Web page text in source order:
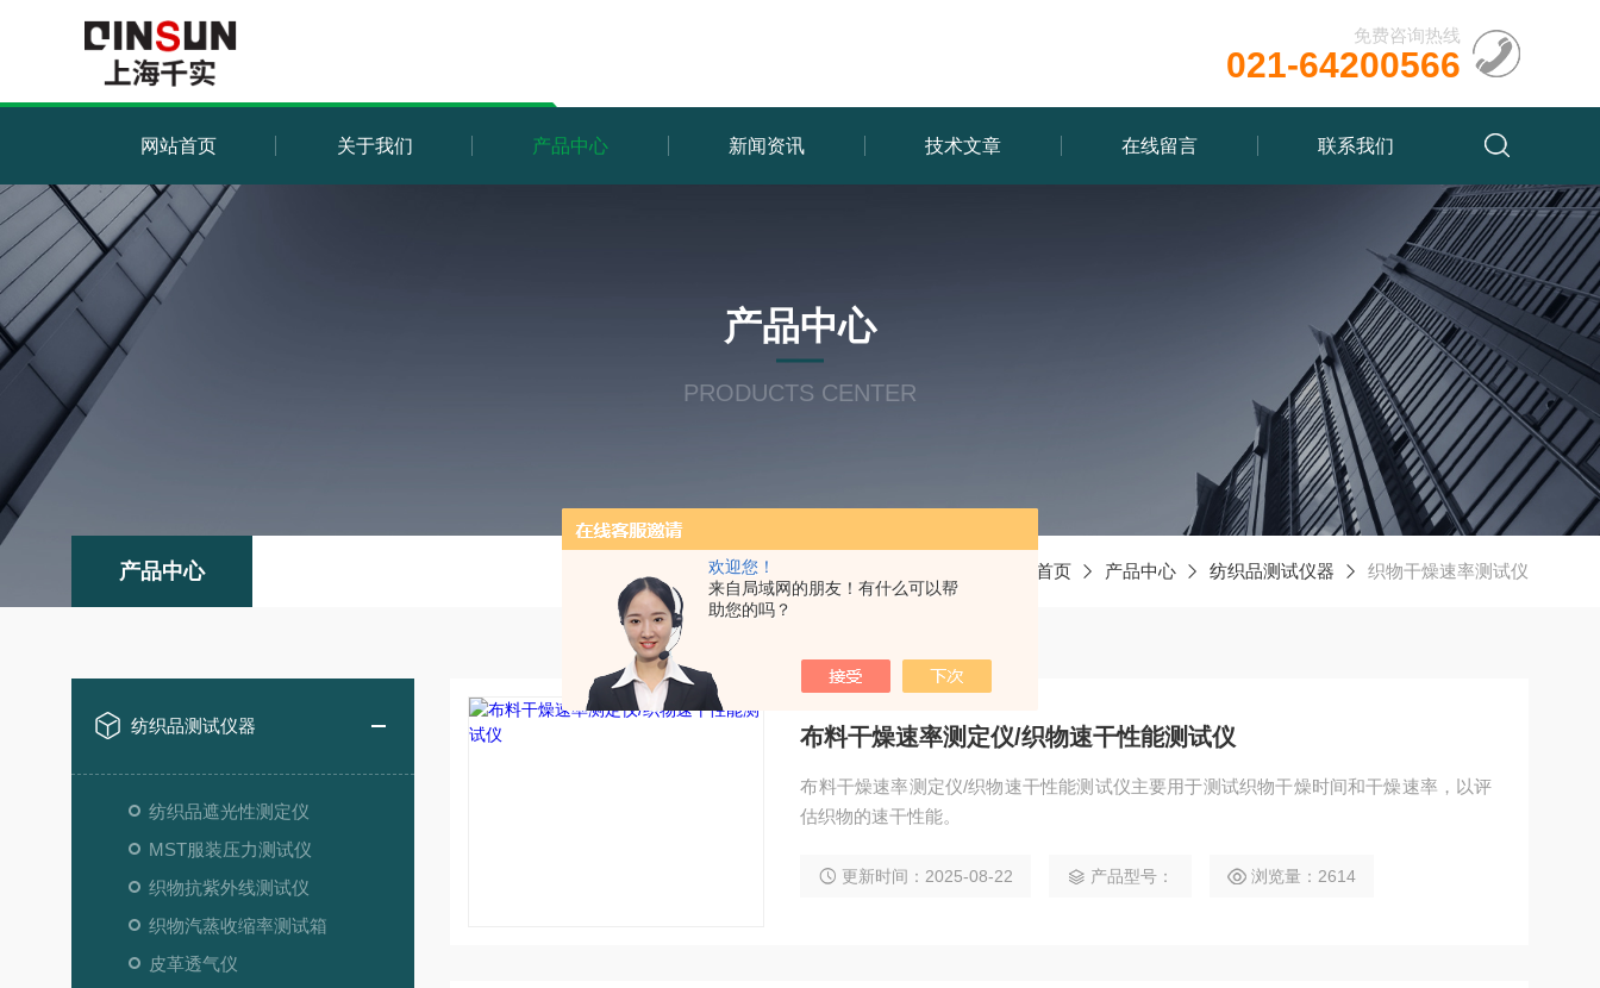
欢迎您！
来自局域网的朋友！有什么可以帮
助您的吗？
免费咨询热线
021-64200566
网站首页 关于我们 产品中心 新闻资讯 技术文章 在线留言 联系我们
产品中心
PRODUCTS CENTER
产品中心 首页 产品中心 纺织品测试仪器 织物干燥速率测试仪
纺织品测试仪器
纺织品遮光性测定仪
MST服装压力测试仪
织物抗紫外线测试仪
织物汽蒸收缩率测试箱
皮革透气仪
布料干燥速率测定仪/织物速干性能测试仪
布料干燥速率测定仪/织物速干性能测试仪主要用于测试织物干燥时间和干燥速率，以评
估织物的速干性能。
更新时间：2025-08-22 产品型号： 浏览量：2614